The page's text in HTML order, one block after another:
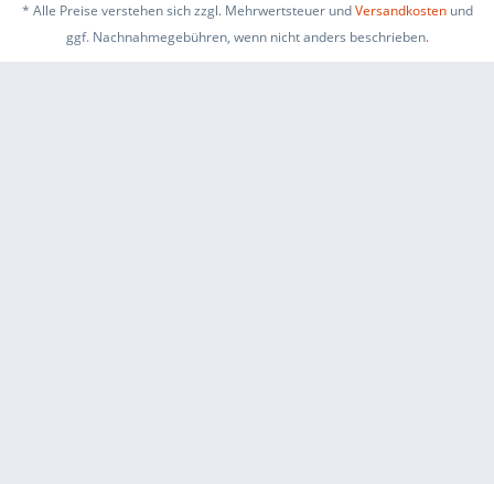
* Alle Preise verstehen sich zzgl. Mehrwertsteuer undVersandkostenund
ggf. Nachnahmegebühren, wenn nicht anders beschrieben.